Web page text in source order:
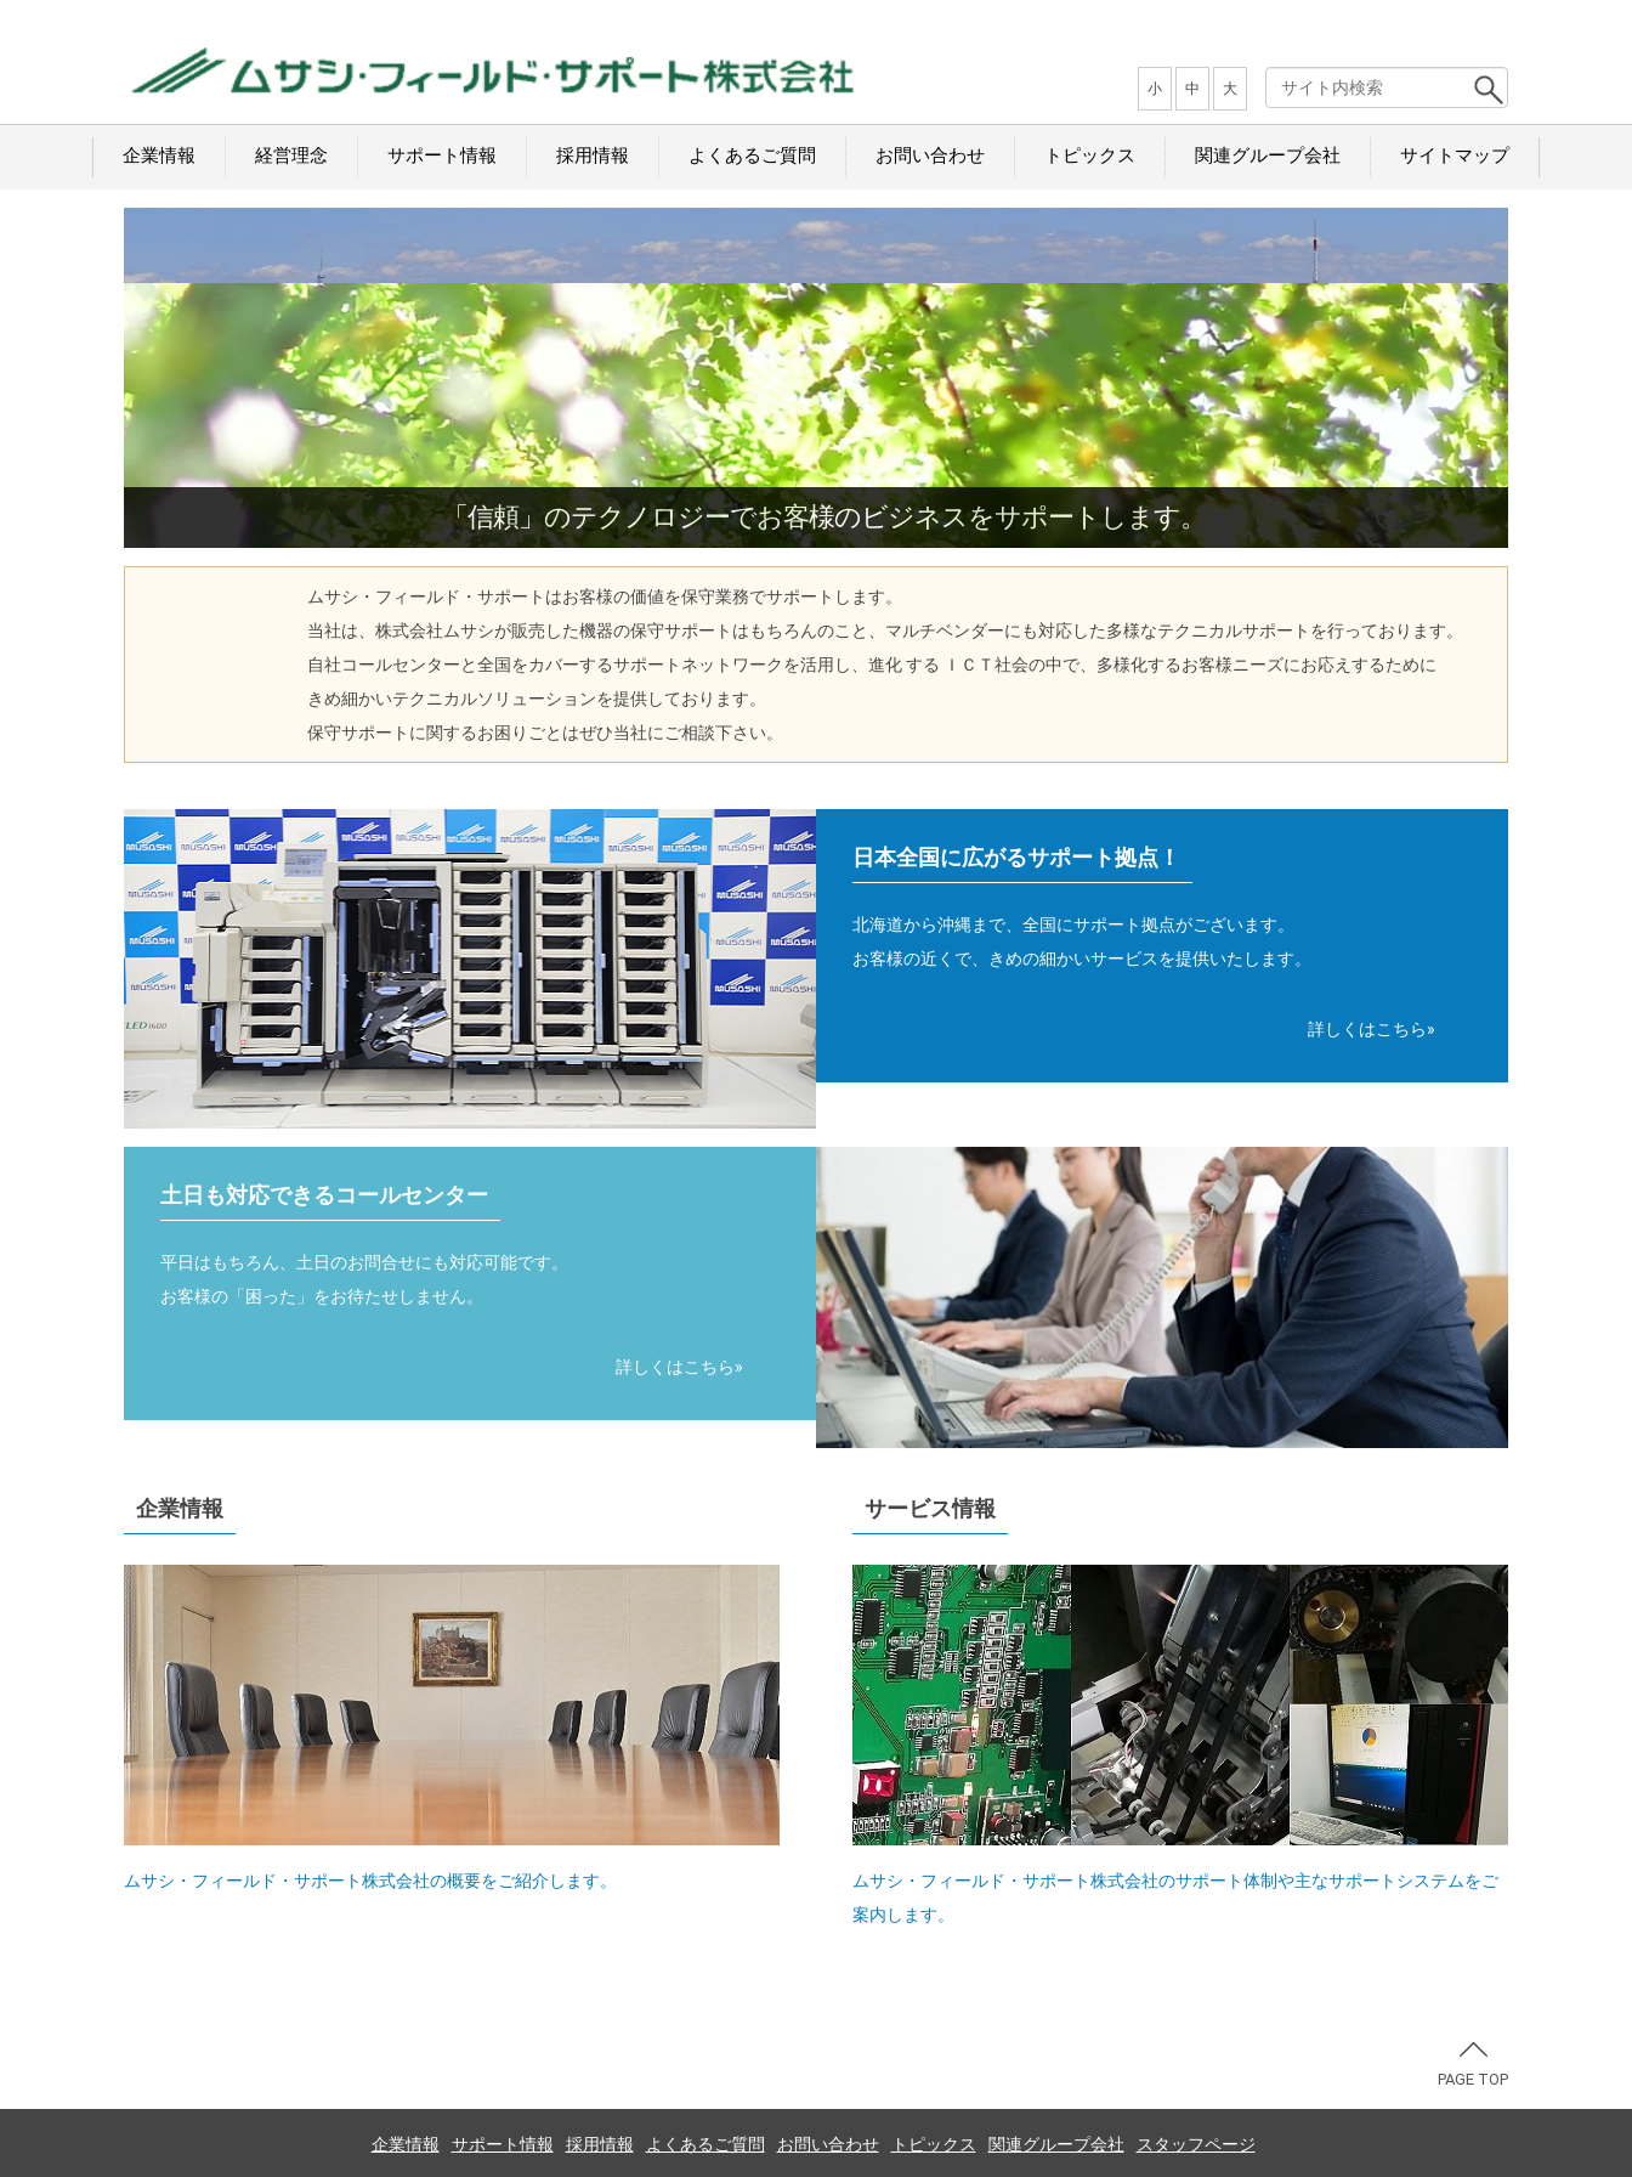
小 中 大
企業情報 経営理念 サポート情報 採用情報 よくあるご質問 お問い合わせ トピックス 関連グループ会社 サイトマップ
「信頼」のテクノロジーでお客様のビジネスをサポートします。
ムサシ・フィールド・サポートはお客様の価値を保守業務でサポートします。
当社は、株式会社ムサシが販売した機器の保守サポートはもちろんのこと、マルチベンダーにも対応した多様なテクニカルサポートを行っております。
自社コールセンターと全国をカバーするサポートネットワークを活用し、進化 する ＩＣＴ社会の中で、多様化するお客様ニーズにお応えするために
きめ細かいテクニカルソリューションを提供しております。
保守サポートに関するお困りごとはぜひ当社にご相談下さい。
日本全国に広がるサポート拠点！
北海道から沖縄まで、全国にサポート拠点がございます。
お客様の近くで、きめの細かいサービスを提供いたします。
詳しくはこちら
土日も対応できるコールセンター
平日はもちろん、土日のお問合せにも対応可能です。
お客様の「困った」をお待たせしません。
詳しくはこちら
企業情報
ムサシ・フィールド・サポート株式会社の概要をご紹介します。
サービス情報
ムサシ・フィールド・サポート株式会社のサポート体制や主なサポートシステムをご
案内します。
PAGE TOP
企業情報 サポート情報 採用情報 よくあるご質問 お問い合わせ トピックス 関連グループ会社 スタッフページ